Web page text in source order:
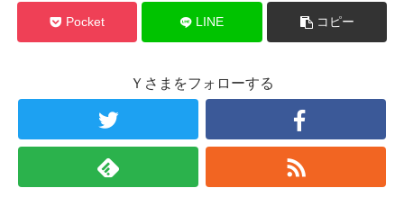
Pocket LINE コピー
Ｙさまをフォローする